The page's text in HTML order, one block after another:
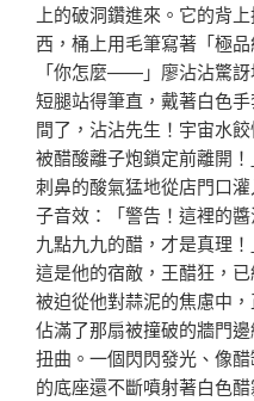
上的破洞鑽進來。它的背
西，桶上用毛筆寫著「極
「你怎麼——」廖沾沾驚
短腿站得筆直，戴著白色
間了，沾沾先生！宇宙水
被醋酸離子炮鎖定前離開
刺鼻的酸氣猛地從店門口
子音效：「警告！這裡的
九點九九的醋，才是真理！
這是他的宿敵，王醋狂，
被迫從他對蒜泥的焦慮中
佔滿了那扇被撞破的牆門
扭曲。一個閃閃發光、像
的底座還不斷噴射著白色